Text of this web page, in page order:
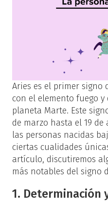
Aries es el primer signo
con el elemento fuego
planeta Marte. Este
de marzo hasta el 19
las personas nacidas
ciertas cualidades
artículo, discutiremos
más notables del signo
1. Determinación